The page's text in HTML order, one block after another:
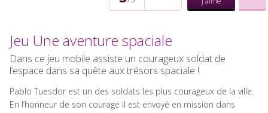
Jeu Une aventure spaciale
Dans ce jeu mobile assiste un courageux soldat de
l’espace dans sa quête aux trésors spaciale !
Pablo Tuesdor est un des soldats les plus courageux de la ville.
En l’honneur de son courage il est envoyé en mission dans